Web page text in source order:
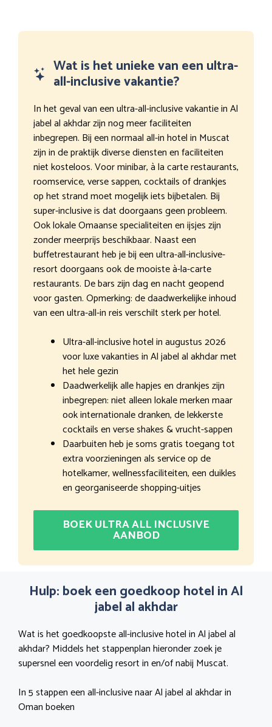
Wat is het unieke van een ultra-
all-inclusive vakantie?
In het geval van een ultra-all-inclusive vakantie in Al
jabel al akhdar zijn nog meer faciliteiten
inbegrepen. Bij een normaal all-in hotel in Muscat
zijn in de praktijk diverse diensten en faciliteiten
niet kosteloos. Voor minibar, à la carte restaurants,
roomservice, verse sappen, cocktails of drankjes
op het strand moet mogelijk iets bijbetalen. Bij
super-inclusive is dat doorgaans geen probleem.
Ook lokale Omaanse specialiteiten en ijsjes zijn
zonder meerprijs beschikbaar. Naast een
buffetrestaurant heb je bij een ultra-all-inclusive-
resort doorgaans ook de mooiste à-la-carte
restaurants. De bars zijn dag en nacht geopend
voor gasten. Opmerking: de daadwerkelijke inhoud
van een ultra-all-in reis verschilt sterk per hotel.
Ultra-all-inclusive hotel in augustus 2026
voor luxe vakanties in Al jabel al akhdar met
het hele gezin
Daadwerkelijk alle hapjes en drankjes zijn
inbegrepen: niet alleen lokale merken maar
ook internationale dranken, de lekkerste
cocktails en verse shakes & vrucht-sappen
Daarbuiten heb je soms gratis toegang tot
extra voorzieningen als service op de
hotelkamer, wellnessfaciliteiten, een duikles
en georganiseerde shopping-uitjes
BOEK ULTRA ALL INCLUSIVE
AANBOD
Hulp: boek een goedkoop hotel in Al
jabel al akhdar
Wat is het goedkoopste all-inclusive hotel in Al jabel al
akhdar? Middels het stappenplan hieronder zoek je
supersnel een voordelig resort in en/of nabij Muscat.
In 5 stappen een all-inclusive naar Al jabel al akhdar in
Oman boeken